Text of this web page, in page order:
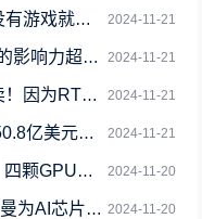
2024-11-21
没有英伟达
2024-11-21
力超乎想象
2024-11-21
5050更贵了
2024-11-21
比大增94%
2024-11-20
、功耗达540
2024-11-20
AI寻求投资